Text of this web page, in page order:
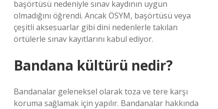
başörtüsü nedeniyle sınav kaydının uygun
olmadığını öğrendi. Ancak ÖSYM, başörtüsü veya
çeşitli aksesuarlar gibi dini nedenlerle takılan
örtülerle sınav kayıtlarını kabul ediyor.
Bandana kültürü nedir?
Bandanalar geleneksel olarak toza ve tere karşı
koruma sağlamak için yapılır. Bandanalar hakkında